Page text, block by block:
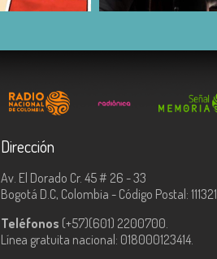
Dirección
Av. El Dorado Cr. 45 # 26 - 33
Bogotá D.C, Colombia - Código Postal: 111321
Teléfonos (+57)(601) 2200700.
Línea gratuita nacional: 018000123414.